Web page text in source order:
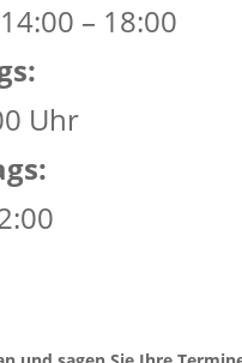
– 18:00
Uhr